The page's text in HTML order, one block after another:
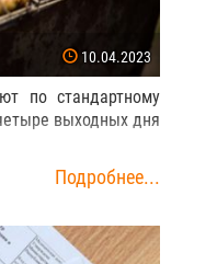
10.04.2023
по стандартному
выходных дня
Подробнее...